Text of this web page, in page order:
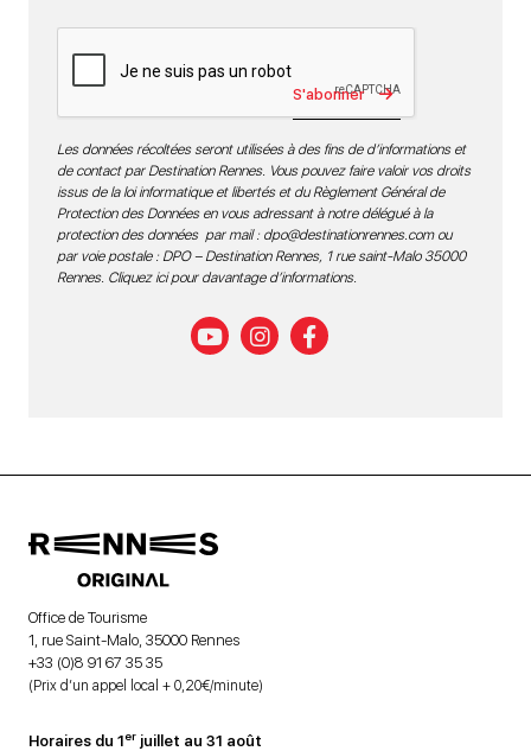
S'abonner
Les données récoltées seront utilisées à des fins de d’informations et
de contact par Destination Rennes. Vous pouvez faire valoir vos droits
issus de la loi informatique et libertés et du Règlement Général de
Protection des Données en vous adressant à notre délégué à la
protection des données par mail : dpo@destinationrennes.comou
par voie postale : DPO – Destination Rennes, 1 rue saint-Malo 35000
Rennes. Cliquez ici pour davantage d’informations.
Office de Tourisme
1, rue Saint-Malo, 35000 Rennes
+33 (0)8 91 67 35 35
(Prix d’un appel local + 0,20€/minute)
Horaires du 1er juillet au 31 août